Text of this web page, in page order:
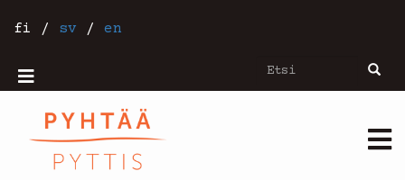
pääsisältöön
fi / sv / en
Etsi Etsi
Mobiilivalikko